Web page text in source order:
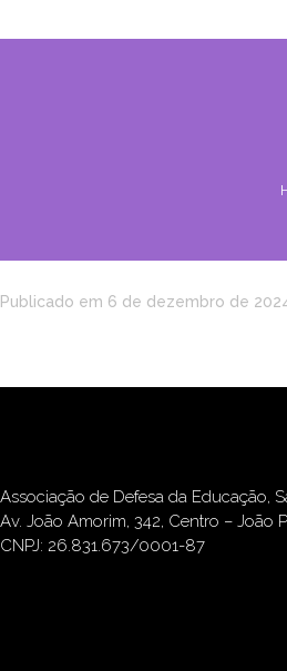
Publicado em 6 de dezembro de
Associação de Defesa da Educação,
Av. João Amorim, 342, Centro – João
CNPJ: 26.831.673/0001-87